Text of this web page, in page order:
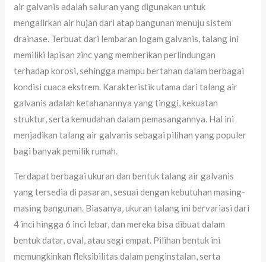
air galvanis adalah saluran yang digunakan untuk
mengalirkan air hujan dari atap bangunan menuju sistem
drainase. Terbuat dari lembaran logam galvanis, talang ini
memiliki lapisan zinc yang memberikan perlindungan
terhadap korosi, sehingga mampu bertahan dalam berbagai
kondisi cuaca ekstrem. Karakteristik utama dari talang air
galvanis adalah ketahanannya yang tinggi, kekuatan
struktur, serta kemudahan dalam pemasangannya. Hal ini
menjadikan talang air galvanis sebagai pilihan yang populer
bagi banyak pemilik rumah.
Terdapat berbagai ukuran dan bentuk talang air galvanis
yang tersedia di pasaran, sesuai dengan kebutuhan masing-
masing bangunan. Biasanya, ukuran talang ini bervariasi dari
4 inci hingga 6 inci lebar, dan mereka bisa dibuat dalam
bentuk datar, oval, atau segi empat. Pilihan bentuk ini
memungkinkan fleksibilitas dalam penginstalan, serta